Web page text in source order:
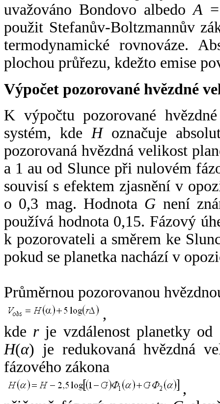
uvažováno Bondovo albedoA
použit Stefanův-Boltzmannův
termodynamické rovnováze.
plochou průřezu, kdežto emise
Výpočet pozorované hvězdné
K výpočtu pozorované
systém, kde Hoznačuje
pozorovaná hvězdná velikost
a 1 au od Slunce při nulovém
souvisí s efektem zjasnění v
o 0,3 mag. Hodnota G není
používá hodnota 0,15. Fázový
k pozorovateli a směrem ke
pokud se planetka nachází v
Průměrnou pozorovanou
,
kde rje vzdálenost planetky od
H(α) je redukovaná hvězdná
fázového zákona
,